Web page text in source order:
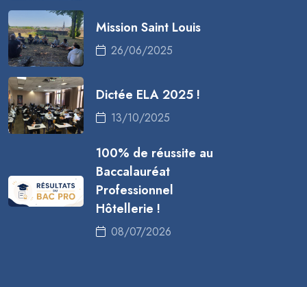
Mission Saint Louis
26/06/2025
Dictée ELA 2025 !
13/10/2025
100% de réussite au
Baccalauréat
Professionnel
Hôtellerie !
08/07/2026